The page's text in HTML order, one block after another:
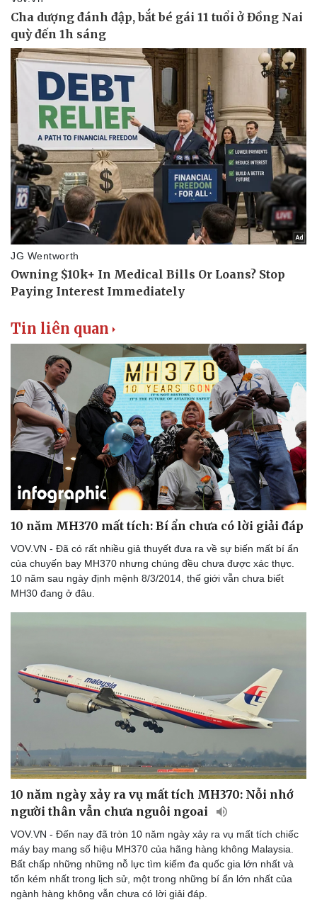
Văn hóa
Sân khấu - Điện ảnh
Văn học
Âm nhạc
Giải trí
Nghệ sĩ
Thời trang
Sao Việt
Du lịch
Tư vấn
Săn Tour
Podcast
Câu chuyện thời sự
Đọc truyện đêm khuya
Tin liên quan
10 năm MH370 mất tích: Bí ẩn chưa có lời giải đáp
VOV.VN - Đã có rất nhiều giả thuyết đưa ra về sự biến mất bí ẩn
của chuyến bay MH370 nhưng chúng đều chưa được xác thực.
10 năm sau ngày định mệnh 8/3/2014, thế giới vẫn chưa biết
MH30 đang ở đâu.
10 năm ngày xảy ra vụ mất tích MH370: Nỗi nhớ
người thân vẫn chưa nguôi ngoai
VOV.VN - Đến nay đã tròn 10 năm ngày xảy ra vụ mất tích chiếc
máy bay mang số hiệu MH370 của hãng hàng không Malaysia.
Bất chấp những những nỗ lực tìm kiếm đa quốc gia lớn nhất và
tốn kém nhất trong lịch sử, một trong những bí ẩn lớn nhất của
ngành hàng không vẫn chưa có lời giải đáp.